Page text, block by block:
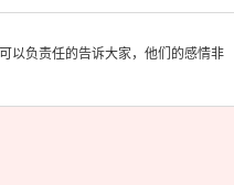
可以负责任的告诉大家，他们的感情非